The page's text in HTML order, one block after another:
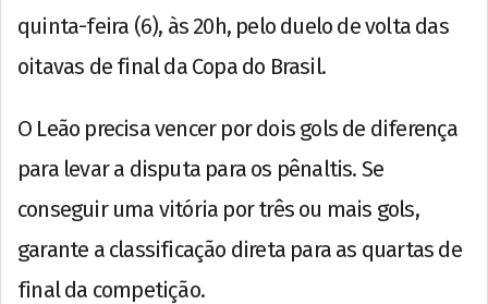
quinta-feira (6), às 20h, pelo duelo de volta das
oitavas de final da Copa do Brasil.
O Leão precisa vencer por dois gols de diferença
para levar a disputa para os pênaltis. Se
conseguir uma vitória por três ou mais gols,
garante a classificação direta para as quartas de
final da competição.